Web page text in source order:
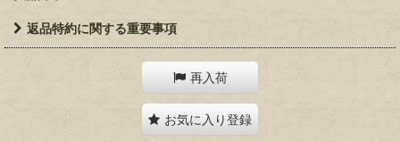
返品特約に関する重要事項
再入荷
お気に入り登録